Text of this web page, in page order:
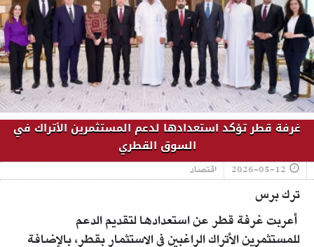
غرفة قطر تؤكد استعدادها لدعم المستثمرين الأتراك في
السوق القطري
2026-05-12 اقتصاد
ترك برس
أعربت غرفة قطر عن استعدادها لتقديم الدعم
للمستثمرين الأتراك الراغبين في الاستثمار بقطر، بالإضافة